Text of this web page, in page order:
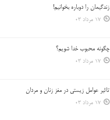
زندگيمان را دوباره بخوانيم!
17 مرداد 03
چگونه محبوب خدا شويم؟
17 مرداد 03
تاثیر عوامل زيستي در مغز زنان و مردان
17 مرداد 03